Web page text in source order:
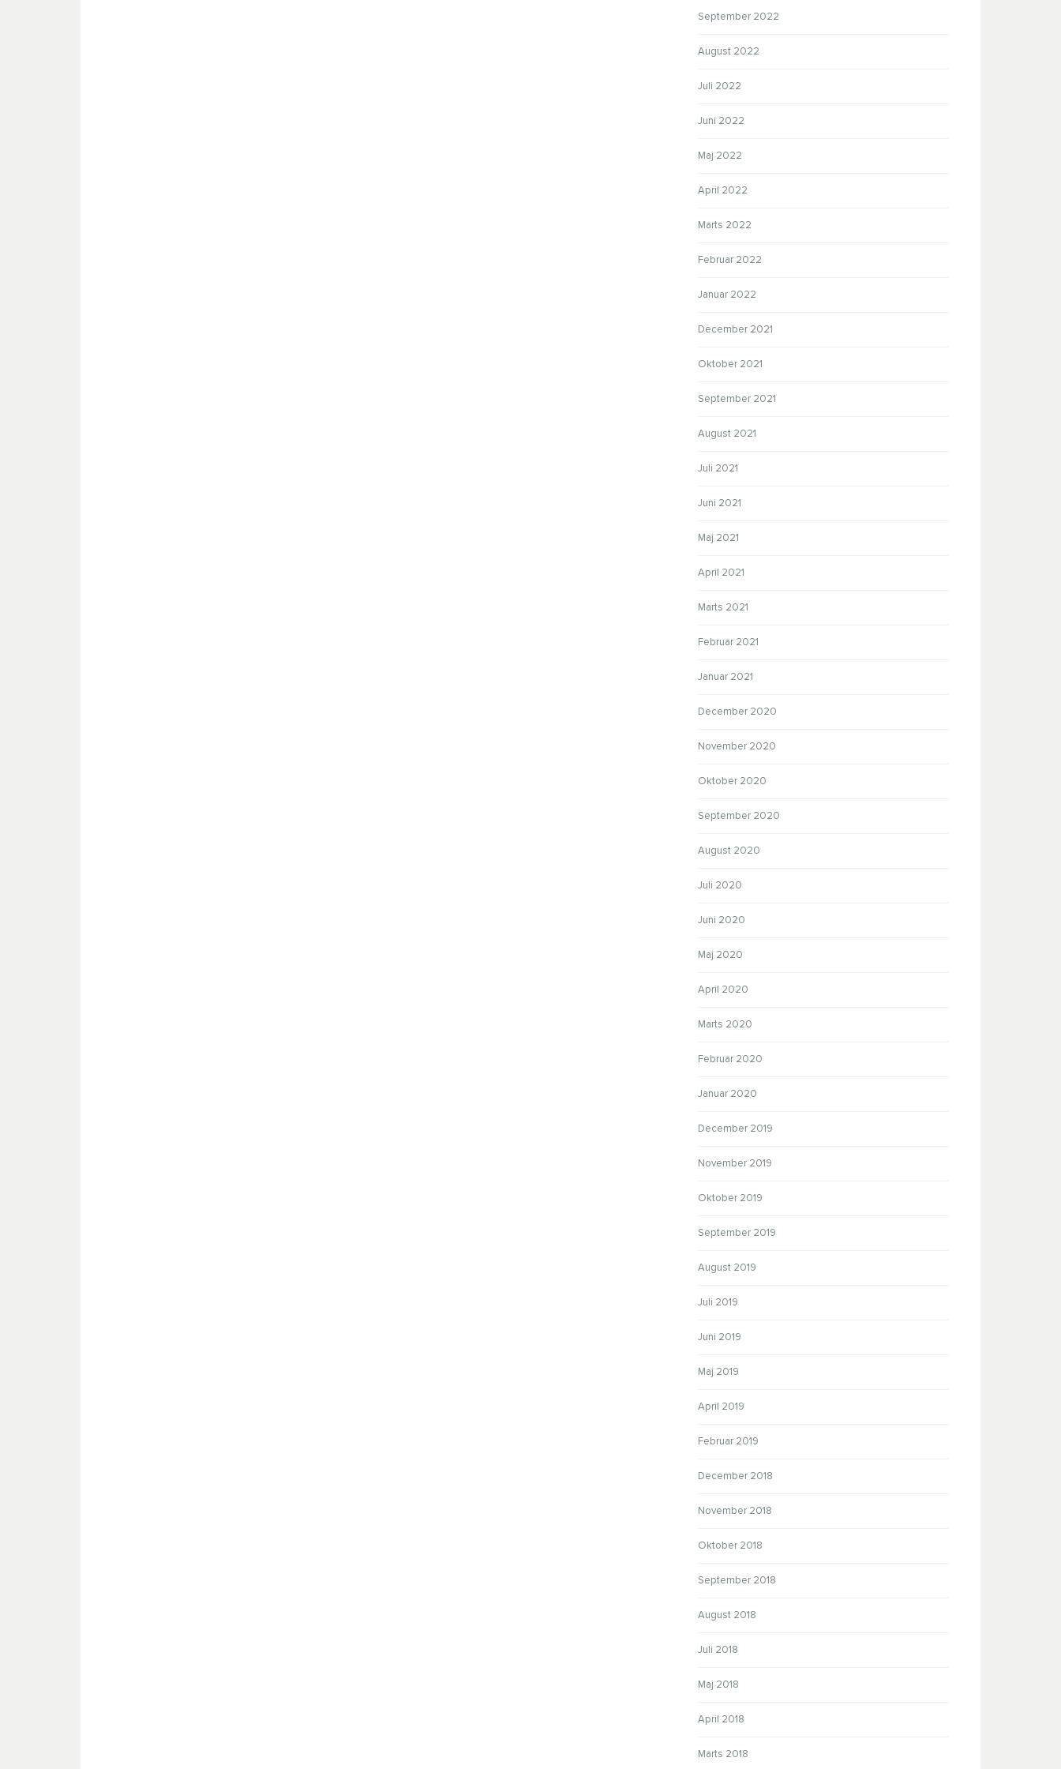
September 2022
August 2022
Juli 2022
Juni 2022
Maj 2022
April 2022
Marts 2022
Februar 2022
Januar 2022
December 2021
Oktober 2021
September 2021
August 2021
Juli 2021
Juni 2021
Maj 2021
April 2021
Marts 2021
Februar 2021
Januar 2021
December 2020
November 2020
Oktober 2020
September 2020
August 2020
Juli 2020
Juni 2020
Maj 2020
April 2020
Marts 2020
Februar 2020
Januar 2020
December 2019
November 2019
Oktober 2019
September 2019
August 2019
Juli 2019
Juni 2019
Maj 2019
April 2019
Februar 2019
December 2018
November 2018
Oktober 2018
September 2018
August 2018
Juli 2018
Maj 2018
April 2018
Marts 2018